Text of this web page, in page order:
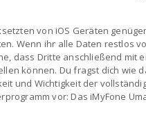
von iOS Geräten
Wenn ihr alle Daten restlos
dass Dritte anschließend mit
können. Du fragst dich wie
und Wichtigkeit der
vor: Das iMyFone